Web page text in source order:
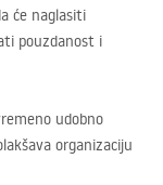
će naglasiti
pouzdanost i
udobno
organizaciju